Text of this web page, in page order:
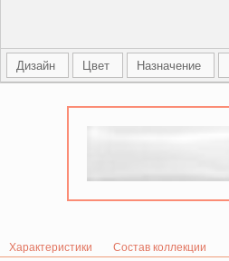
Дизайн Цвет Назначение
Характеристики Состав коллекции